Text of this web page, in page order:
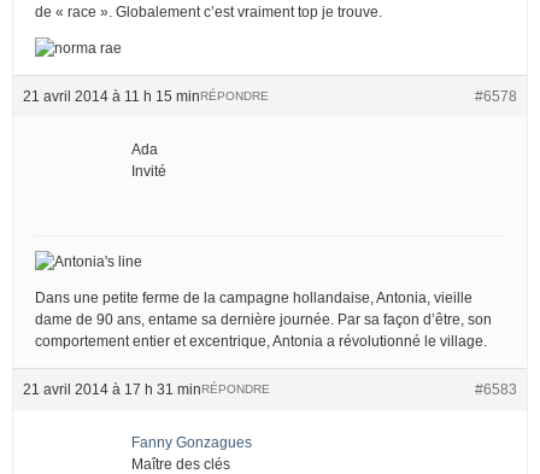
de « race ». Globalement c’est vraiment top je trouve.
21 avril 2014 à 11 h 15 min #6578
RÉPONDRE
Ada
Invité
Dans une petite ferme de la campagne hollandaise, Antonia, vieille
dame de 90 ans, entame sa dernière journée. Par sa façon d’être, son
comportement entier et excentrique, Antonia a révolutionné le village.
21 avril 2014 à 17 h 31 min #6583
RÉPONDRE
Fanny Gonzagues
Maître des clés